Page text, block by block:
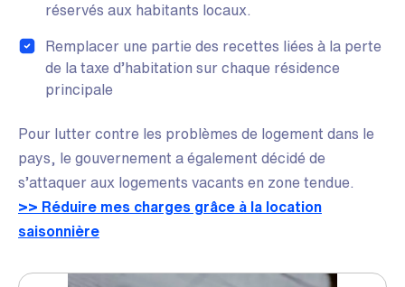
réservés aux habitants locaux.
Remplacer une partie des recettes liées à la perte
de la taxe d’habitation sur chaque résidence
principale
Pour lutter contre les problèmes de logement dans le
pays, le gouvernement a également décidé de
s’attaquer aux logements vacants en zone tendue.
>> Réduire mes charges grâce à la location
saisonnière